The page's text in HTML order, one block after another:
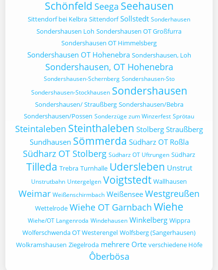
Schönfeld Seega Seehausen
Sittendorf bei Kelbra Sittendorf Sollstedt Sonderhausen
Sondershausen Loh Sondershausen OT Großfurra
Sondershausen OT Himmelsberg
Sondershausen OT Hohenebra Sondershausen, Loh
Sondershausen, OT Hohenebra
Sondershausen-Schernberg Sondershausen-Sto
Sondershausen-Stockhausen Sondershausen
Sondershausen/ Straußberg Sondershausen/Bebra
Sondershausen/Possen Sonderzüge zum Winzerfest Sprötau
Steintaleben Steinthaleben Stolberg Straußberg
Sundhausen Sömmerda Südharz OT Roßla
Südharz OT Stolberg Südharz OT Uftrungen Südharz
Tilleda Trebra Turnhalle Udersleben Unstrut
Unstrutbahn Untergelgen Voigtstedt Wallhausen
Weimar Weißenschirmbach Weißensee Westgreußen
Wettelrode Wiehe OT Garnbach Wiehe
Wiehe/OT Langenroda Windehausen Winkelberg Wippra
Wolferschwenda OT Westerengel Wolfsberg (Sangerhausen)
Wolkramshausen Ziegelroda mehrere Orte verschiedene Höfe
Ôberbösa